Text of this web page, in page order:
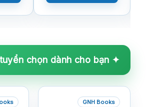
chọn dành cho bạn ✦
GNH Books